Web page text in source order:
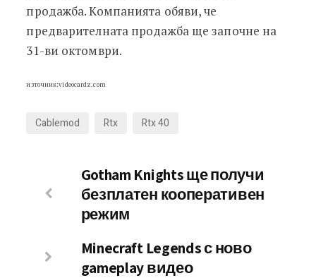
продажба. Компанията обяви, че
предварителната продажба ще започне на
31-ви октомври.
източник:videocardz.com
Cablemod Rtx Rtx 40
Gotham Knights ще получи
безплатен кооперативен
режим
Minecraft Legends с ново
gameplay видео